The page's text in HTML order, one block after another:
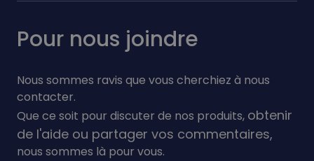
Pour nous joindre
Nous sommes ravis que vous cherchiez à nous
contacter.
Que ce soit pour discuter de nos produits, obtenir
de l'aide ou partager vos commentaires,
nous sommes là pour vous.